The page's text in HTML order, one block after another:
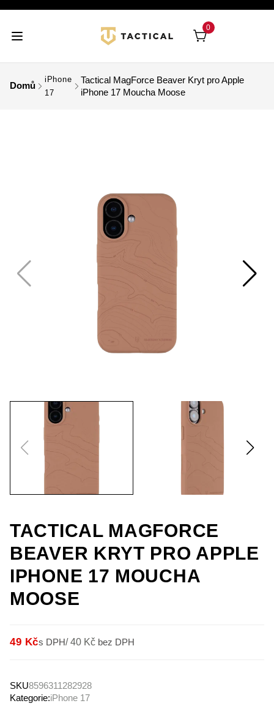
0
Domů
iPhone
17
Tactical MagForce Beaver Kryt pro Apple
iPhone 17 Moucha Moose
TACTICAL MAGFORCE
BEAVER KRYT PRO APPLE
IPHONE 17 MOUCHA
MOOSE
49 Kčs DPH/ 40 Kč bez DPH
SKU8596311282928
Kategorie:iPhone 17